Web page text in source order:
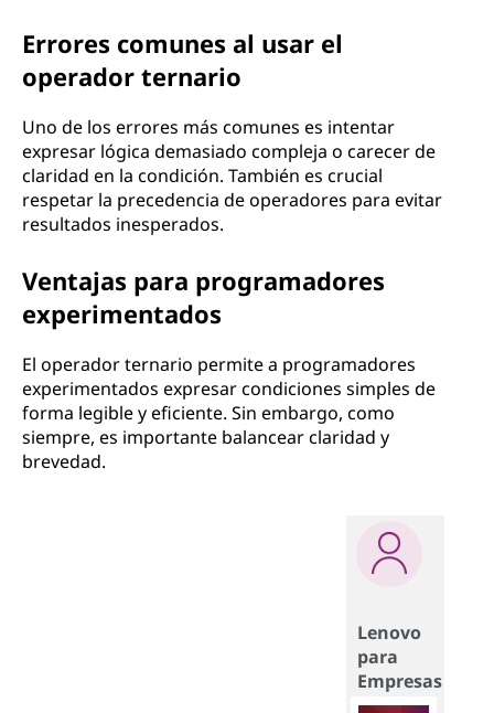
Errores comunes al usar el
operador ternario
Uno de los errores más comunes es intentar
expresar lógica demasiado compleja o carecer de
claridad en la condición. También es crucial
respetar la precedencia de operadores para evitar
resultados inesperados.
Ventajas para programadores
experimentados
El operador ternario permite a programadores
experimentados expresar condiciones simples de
forma legible y eficiente. Sin embargo, como
siempre, es importante balancear claridad y
brevedad.
Lenovo
para
Empresas